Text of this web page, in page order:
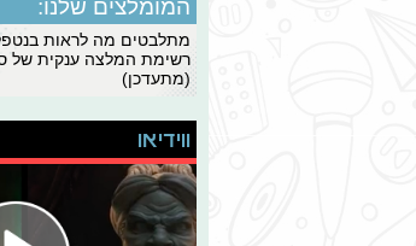
המומלצים שלנו:
מתלבטים מה לראות
רשימת המלצה ענקית של
(מתעדכן)
ווידיאו